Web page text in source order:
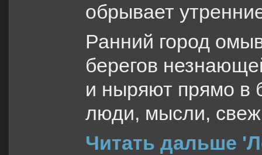
обрывает
Ранний город
берегов
и ныряют прямо в
люди, мысли,
Читать дальше